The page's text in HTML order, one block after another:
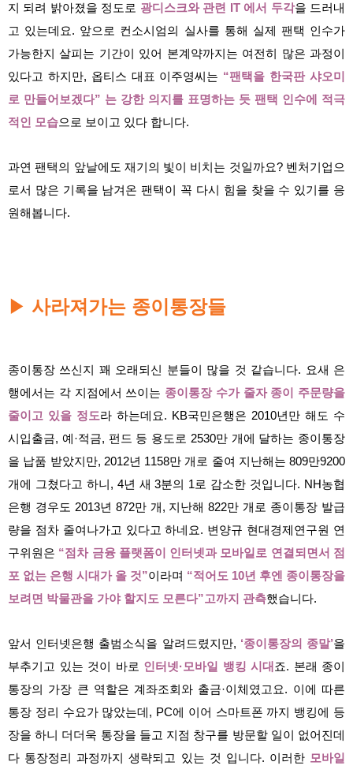
지 되려 밝아졌을 정도로 광디스크와 관련 IT 에서 두각을 드러내
고 있는데요. 앞으로 컨소시엄의 실사를 통해 실제 팬택 인수가
가능한지 살피는 기간이 있어 본계약까지는 여전히 많은 과정이
있다고 하지만, 옵티스 대표 이주영씨는 “팬택을 한국판 샤오미
로 만들어보겠다” 는 강한 의지를 표명하는 듯 팬택 인수에 적극
적인 모습으로 보이고 있다 합니다.
과연 팬택의 앞날에도 재기의 빛이 비치는 것일까요? 벤처기업으
로서 많은 기록을 남겨온 팬택이 꼭 다시 힘을 찾을 수 있기를 응
원해봅니다.
▶ 사라져가는 종이통장들
종이통장 쓰신지 꽤 오래되신 분들이 많을 것 같습니다. 요새 은
행에서는 각 지점에서 쓰이는 종이통장 수가 줄자 종이 주문량을
줄이고 있을 정도라 하는데요. KB국민은행은 2010년만 해도 수
시입출금, 예·적금, 펀드 등 용도로 2530만 개에 달하는 종이통장
을 납품 받았지만, 2012년 1158만 개로 줄여 지난해는 809만9200
개에 그쳤다고 하니, 4년 새 3분의 1로 감소한 것입니다. NH농협
은행 경우도 2013년 872만 개, 지난해 822만 개로 종이통장 발급
량을 점차 줄여나가고 있다고 하네요. 변양규 현대경제연구원 연
구위원은 “점차 금융 플랫폼이 인터넷과 모바일로 연결되면서 점
포 없는 은행 시대가 올 것”이라며 “적어도 10년 후엔 종이통장을
보려면 박물관을 가야 할지도 모른다”고까지 관측했습니다.
앞서 인터넷은행 출범소식을 알려드렸지만, ‘종이통장의 종말’을
부추기고 있는 것이 바로 인터넷·모바일 뱅킹 시대 죠. 본래 종이
통장의 가장 큰 역할은 계좌조회와 출금·이체였고요. 이에 따른
통장 정리 수요가 많았는데, PC에 이어 스마트폰 까지 뱅킹에 등
장을 하니 더더욱 통장을 들고 지점 창구를 방문할 일이 없어진데
다 통장정리 과정까지 생략되고 있는 것 입니다. 이러한 모바일